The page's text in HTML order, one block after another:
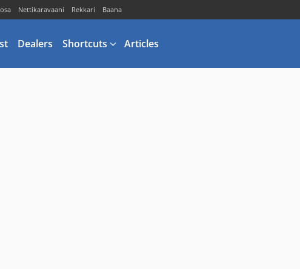
Nettikaravaani Rekkari Baana
Dealers Shortcuts Articles